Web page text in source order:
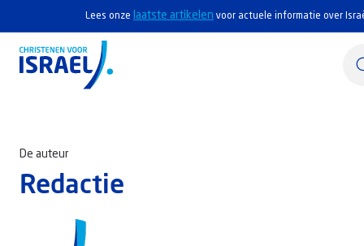
Lees onze laatste artikelen voor actuele informatie over
De auteur
Redactie